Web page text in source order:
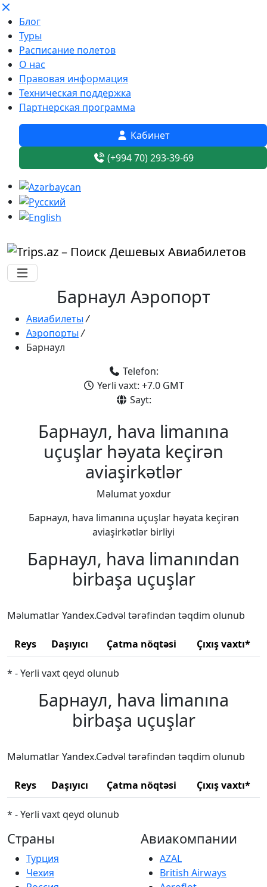
Блог
Туры
Расписание полетов
О нас
Правовая информация
Техническая поддержка
Партнерская программа
Кабинет
(+994 70) 293-39-69
Барнаул Аэропорт
Авиабилеты /
Аэропорты /
Барнаул
Telefon:
Yerli vaxt: +7.0 GMT
Sayt:
Барнаул, hava limanına
uçuşlar həyata keçirən
aviaşirkətlər
Məlumat yoxdur
Барнаул, hava limanına uçuşlar həyata keçirən
aviaşirkətlər birliyi
Барнаул, hava limanından
birbaşa uçuşlar
Məlumatlar Yandex.Cədvəl tərəfindən təqdim olunub
Reys Daşıyıcı Çatma nöqtəsi Çıxış vaxtı*
* - Yerli vaxt qeyd olunub
Барнаул, hava limanına
birbaşa uçuşlar
Məlumatlar Yandex.Cədvəl tərəfindən təqdim olunub
Reys Daşıyıcı Çatma nöqtəsi Çıxış vaxtı*
* - Yerli vaxt qeyd olunub
Страны
Турция
Чехия
Авиакомпании
AZAL
British Airways